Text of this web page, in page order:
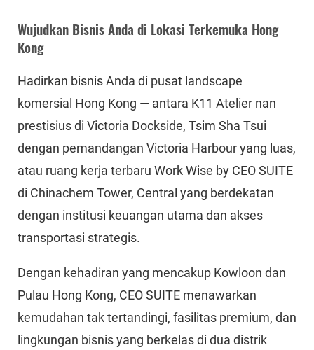
Wujudkan Bisnis Anda di Lokasi Terkemuka Hong
Kong
Hadirkan bisnis Anda di pusat landscape
komersial Hong Kong — antara K11 Atelier nan
prestisius di Victoria Dockside, Tsim Sha Tsui
dengan pemandangan Victoria Harbour yang luas,
atau ruang kerja terbaru Work Wise by CEO SUITE
di Chinachem Tower, Central yang berdekatan
dengan institusi keuangan utama dan akses
transportasi strategis.
Dengan kehadiran yang mencakup Kowloon dan
Pulau Hong Kong, CEO SUITE menawarkan
kemudahan tak tertandingi, fasilitas premium, dan
lingkungan bisnis yang berkelas di dua distrik